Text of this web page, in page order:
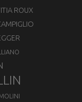
ROUX